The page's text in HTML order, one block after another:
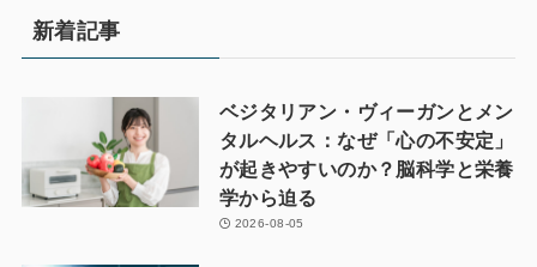
新着記事
ベジタリアン・ヴィーガンとメン
タルヘルス：なぜ「心の不安定」
が起きやすいのか？脳科学と栄養
学から迫る
2026-08-05